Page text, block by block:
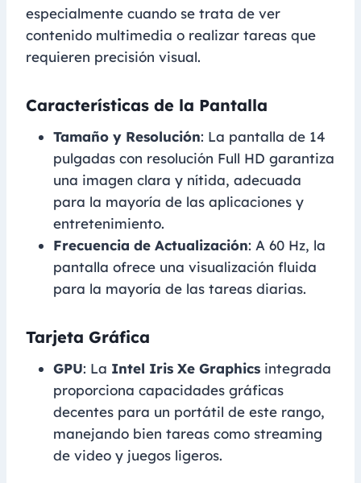
especialmente cuando se trata de ver
contenido multimedia o realizar tareas que
requieren precisión visual.
Características de la Pantalla
Tamaño y Resolución: La pantalla de 14
pulgadas con resolución Full HD garantiza
una imagen clara y nítida, adecuada
para la mayoría de las aplicaciones y
entretenimiento.
Frecuencia de Actualización: A 60 Hz, la
pantalla ofrece una visualización fluida
para la mayoría de las tareas diarias.
Tarjeta Gráfica
GPU: La Intel Iris Xe Graphics integrada
proporciona capacidades gráficas
decentes para un portátil de este rango,
manejando bien tareas como streaming
de video y juegos ligeros.